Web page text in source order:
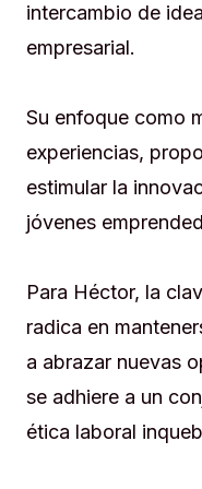
intercambio de
empresarial.
Su enfoque como
experiencias,
estimular la
jóvenes
Para Héctor, la
radica en
a abrazar nuevas
se adhiere a un
ética laboral